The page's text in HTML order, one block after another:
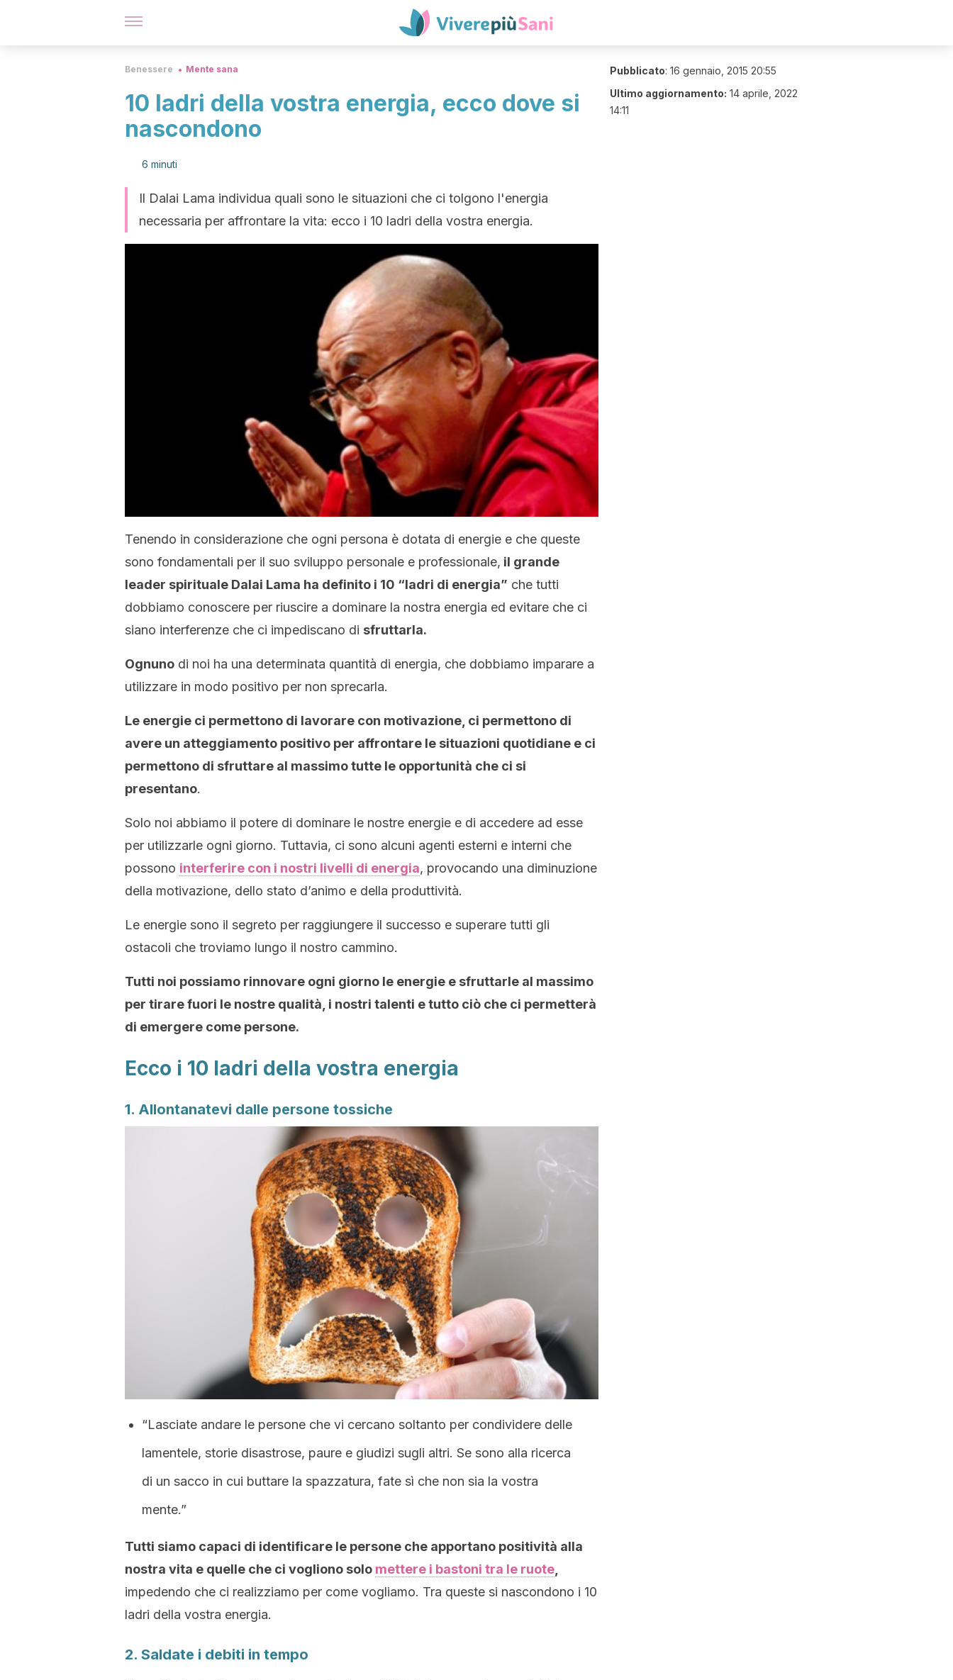
Benessere Mente sana
10 ladri della vostra energia, ecco dove si
nascondono
6 minuti
Il Dalai Lama individua quali sono le situazioni che ci tolgono l'energia
necessaria per affrontare la vita: ecco i 10 ladri della vostra energia.
Tenendo in considerazione che ogni persona è dotata di energie e che queste
sono fondamentali per il suo sviluppo personale e professionale, il grande
leader spirituale Dalai Lama ha definito i 10 “ladri di energia” che tutti
dobbiamo conoscere per riuscire a dominare la nostra energia ed evitare che ci
siano interferenze che ci impediscano di sfruttarla.
Ognuno di noi ha una determinata quantità di energia, che dobbiamo imparare a
utilizzare in modo positivo per non sprecarla.
Le energie ci permettono di lavorare con motivazione, ci permettono di
avere un atteggiamento positivo per affrontare le situazioni quotidiane e ci
permettono di sfruttare al massimo tutte le opportunità che ci si
presentano.
Solo noi abbiamo il potere di dominare le nostre energie e di accedere ad esse
per utilizzarle ogni giorno. Tuttavia, ci sono alcuni agenti esterni e interni che
possono interferire con i nostri livelli di energia, provocando una diminuzione
della motivazione, dello stato d’animo e della produttività.
Le energie sono il segreto per raggiungere il successo e superare tutti gli
ostacoli che troviamo lungo il nostro cammino.
Tutti noi possiamo rinnovare ogni giorno le energie e sfruttarle al massimo
per tirare fuori le nostre qualità, i nostri talenti e tutto ciò che ci permetterà
di emergere come persone.
Ecco i 10 ladri della vostra energia
1. Allontanatevi dalle persone tossiche
“Lasciate andare le persone che vi cercano soltanto per condividere delle
lamentele, storie disastrose, paure e giudizi sugli altri. Se sono alla ricerca
di un sacco in cui buttare la spazzatura, fate sì che non sia la vostra
mente.”
Tutti siamo capaci di identificare le persone che apportano positività alla
nostra vita e quelle che ci vogliono solo mettere i bastoni tra le ruote
impedendo che ci realizziamo per come vogliamo. Tra queste si nascondono i 10
ladri della vostra energia.
2. Saldate i debiti in tempo
Pubblicato: 16 gennaio, 2015 20:55
Ultimo aggiornamento: 14 aprile, 2022
14:11